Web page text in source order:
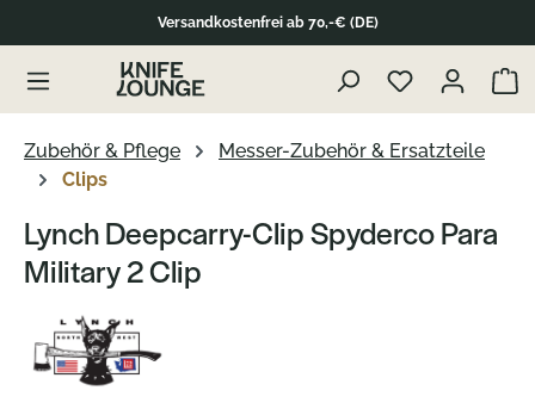
Zum Produktinhalt springenVersandkostenfrei ab 70,-€ (DE)
Zubehör & Pflege
Messer-Zubehör & Ersatzteile
Clips
Lynch Deepcarry-Clip Spyderco Para
Military 2 Clip